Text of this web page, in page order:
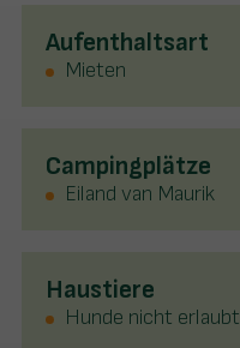
Aufenthaltsart
Mieten
Campingplätze
Eiland van Maurik
Haustiere
Hunde nicht erlaubt